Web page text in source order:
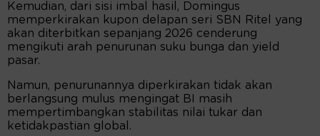
Kemudian, dari sisi imbal hasil, Domingus
memperkirakan kupon delapan seri SBN Ritel yang
akan diterbitkan sepanjang 2026 cenderung
mengikuti arah penurunan suku bunga dan yield
pasar.
Namun, penurunannya diperkirakan tidak akan
berlangsung mulus mengingat BI masih
mempertimbangkan stabilitas nilai tukar dan
ketidakpastian global.